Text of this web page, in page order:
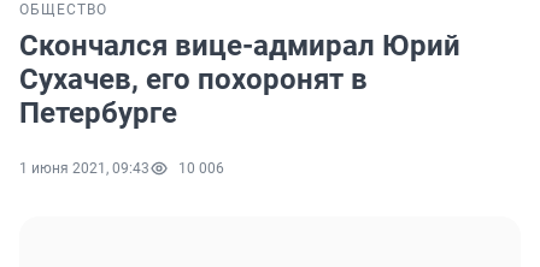
ОБЩЕСТВО
Скончался вице-адмирал Юрий
Сухачев, его похоронят в
Петербурге
1 июня 2021, 09:43 10 006